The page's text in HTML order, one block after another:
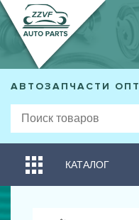
АВТОЗАПЧАСТИ
КАТАЛОГ